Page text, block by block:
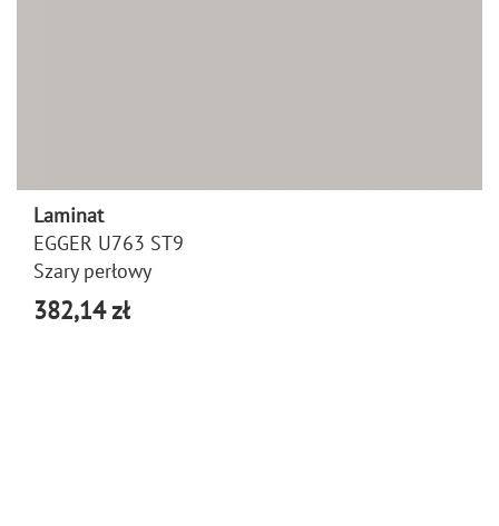
Laminat
EGGER U763 ST9
Szary perłowy
382,14 zł